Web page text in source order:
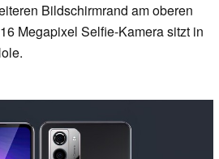
Bildschirmrand am oberen
Megapixel Selfie-Kamera sitzt in